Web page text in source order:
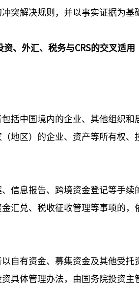
突解决规则，并以事实证据为基
、外汇、税务与CRS的交叉适用
括中国境内的企业、其他组织
地区）的企业、资产等所有权
信息报告、跨境资金登记等手
汇兑、税收征收管理等事项的
自有资金、募集资金及其他受
具体管理办法，由国务院投资主